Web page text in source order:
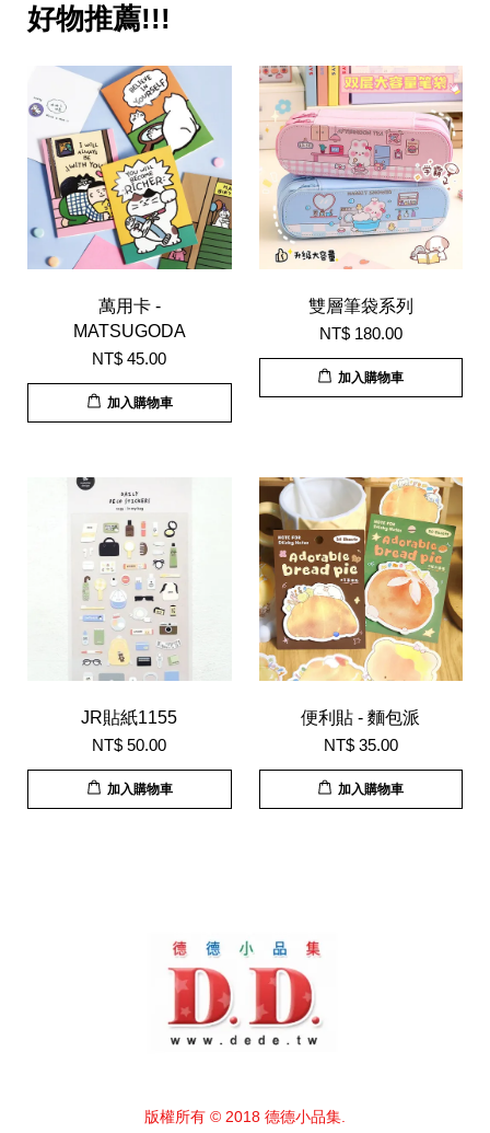
好物推薦!!!
萬用卡 -
MATSUGODA
NT$ 45.00
加入購物車
雙層筆袋系列
NT$ 180.00
加入購物車
JR貼紙1155
NT$ 50.00
加入購物車
便利貼 - 麵包派
NT$ 35.00
加入購物車
版權所有 © 2018 德德小品集.